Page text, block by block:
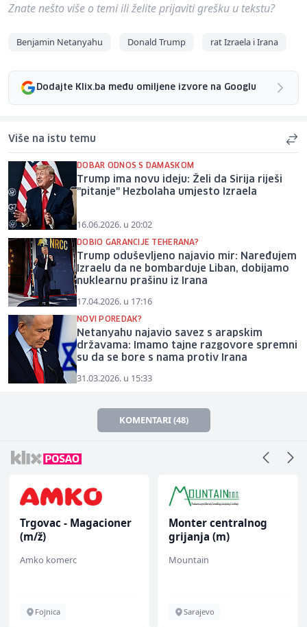
Znate nešto više o temi ili želite prijaviti grešku u tekstu?
Benjamin Netanyahu Donald Trump rat Izraela i Irana
Dodajte Klix.ba među omiljene izvore na Googlu
Više na istu temu
DOBAR ODNOS S DAMASKOM
Trump ima novu ideju: Želi da Sirija riješi
"pitanje" Hezbolaha umjesto Izraela
16.06.2026. u 20:02
DOBIO GARANCIJE TEHERANA?
Trump oduševljeno najavio mir: Naređujem
Izraelu da ne bombarduje Liban, dobijamo
nuklearnu prašinu iz Irana
17.04.2026. u 17:16
NOVI POREDAK?
Netanyahu najavio savez s arapskim
državama: Imamo tajne razgovore spremni
su da se bore s nama protiv Irana
31.03.2026. u 15:33
KOMENTARI (48)
Trgovac - Magacioner
(m/ž)
Amko komerc
Fojnica
Monter centralnog
grijanja (m)
Mountain
Sarajevo